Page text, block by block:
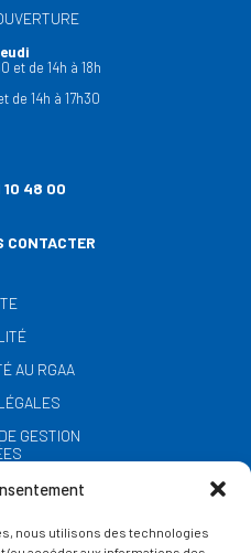
nous utilisons des technologies
et de 14h à 18h
de 14h à 17h30
10 48 00
CONTACTER
AU RGAA
GESTION
COOKIES